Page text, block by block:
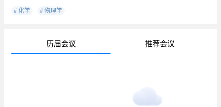
# 化学 # 物理学
历届会议 推荐会议